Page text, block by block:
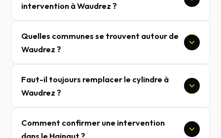
intervention à Waudrez ?
Quelles communes se trouvent autour de
Waudrez ?
Faut-il toujours remplacer le cylindre à
Waudrez ?
Comment confirmer une intervention
dans le Hainaut ?